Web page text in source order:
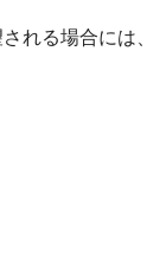
れる場合に